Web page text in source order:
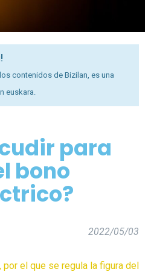
contenidos de Bizilan, es una
euskara.
para
bono
?
2022/05/03
el que se regula la figura del